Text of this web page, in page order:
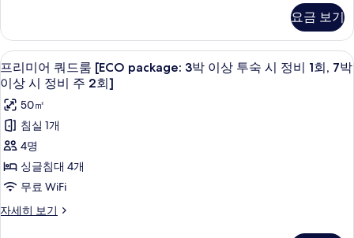
두
보
기
상
시
정
비
주
2
회]
사
모
박
상
시
정
비
주
2
회]
자
세
히
보
기
이
상
투
숙
시
정
비
1
회,
7
윈
룸
[ECO
package:
박
이
상
투
숙
정
비
1
요금 보기
프
리
미
어
쿼
드
룸
[ECO
package:
고급 침구, 객실 내 금고, 책상, 암막 커튼
4
프리미어 쿼드룸 [ECO package: 3박 이상 투숙 시 정비 1회, 7박
이상 시 정비 주 2회]
50㎡
침실 1개
4명
싱글침대 4개
무료 WiFi
자세히 보기
프